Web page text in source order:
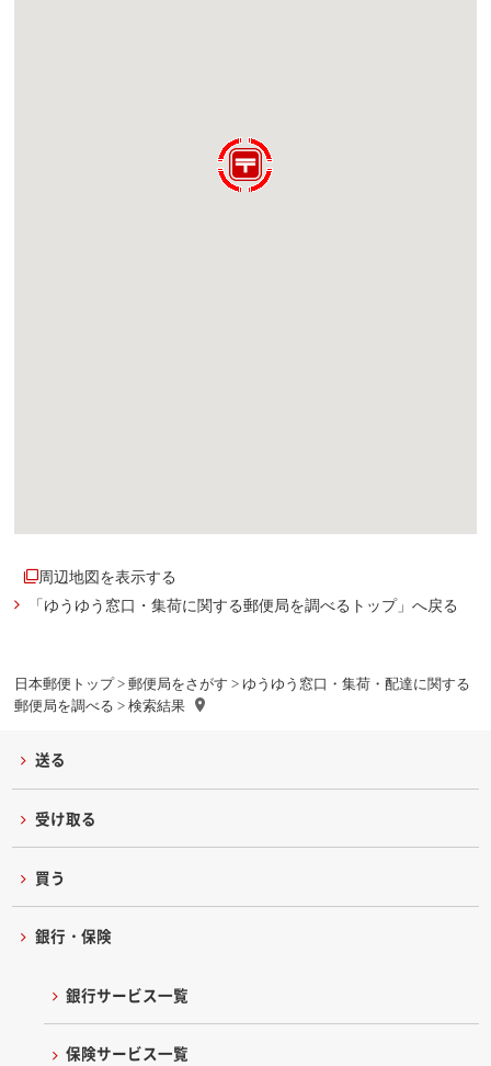
日本郵便トップ> 郵便局をさがす > ゆうゆう窓口・集荷・配達に関する
郵便局を調べる > 検索結果
周辺地図を表示する
「ゆうゆう窓口・集荷に関する郵便局を調べるトップ」へ戻る
送る
受け取る
買う
銀行・保険
銀行サービス一覧
保険サービス一覧